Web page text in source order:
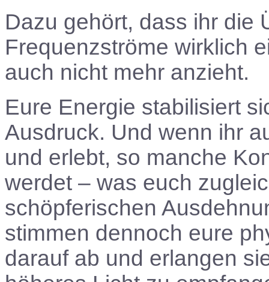
Dazu gehört, dass ihr die
Frequenzströme wirklich
auch nicht mehr anzieht.
Eure Energie stabilisiert
Ausdruck. Und wenn ihr
und erlebt, so manche
werdet – was euch
schöpferischen
stimmen dennoch eure
darauf ab und erlangen